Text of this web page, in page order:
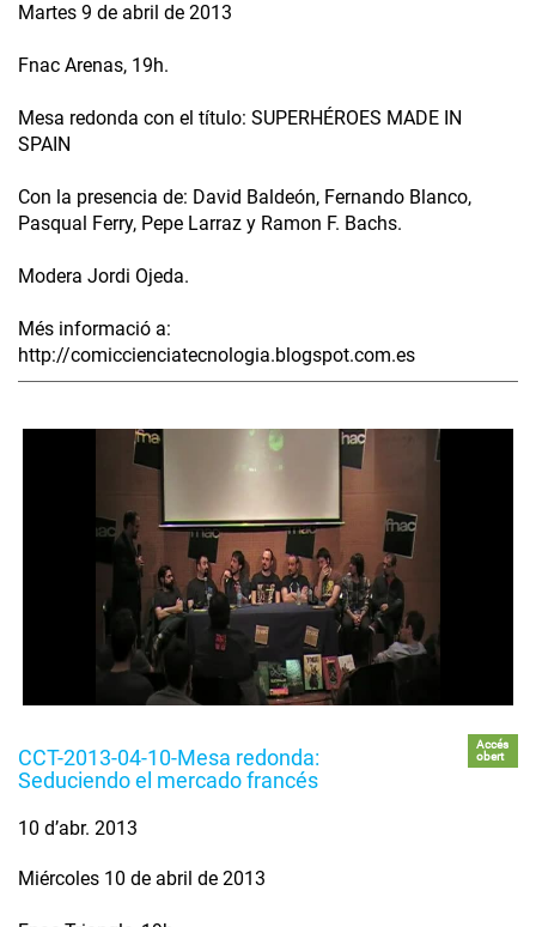
Martes 9 de abril de 2013
Fnac Arenas, 19h.
Mesa redonda con el título: SUPERHÉROES MADE IN
SPAIN
Con la presencia de: David Baldeón, Fernando Blanco,
Pasqual Ferry, Pepe Larraz y Ramon F. Bachs.
Modera Jordi Ojeda.
Més informació a:
http://comiccienciatecnologia.blogspot.com.es
CCT-2013-04-10-Mesa redonda:
Seduciendo el mercado francés
Accés
obert
10 d’abr. 2013
Miércoles 10 de abril de 2013